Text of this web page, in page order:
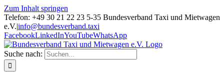
Zum Inhalt springen
Telefon: +49 30 21 22 23 5-35 Bundesverband Taxi und Mietwagen
e.V.|info@bundesverband.taxi
FacebookLinkedInYouTubeWhatsApp
Suche nach: